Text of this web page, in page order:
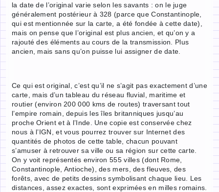
la date de l’original varie selon les savants : on le juge
généralement postérieur à 328 (parce que Constantinople,
qui est mentionnée sur la carte, a été fondée à cette date),
mais on pense que l’original est plus ancien, et qu’on y a
rajouté des éléments au cours de la transmission. Plus
ancien, mais sans qu’on puisse lui assigner de date.
Ce qui est original, c’est qu’il ne s’agit pas exactement d’une
carte, mais d’un tableau du réseau fluvial, maritime et
routier (environ 200 000 kms de routes) traversant tout
l’empire romain, depuis les îles britanniques jusqu’au
proche Orient et à l’Inde. Une copie est conservée chez
nous à l’IGN, et vous pourrez trouver sur Internet des
quantités de photos de cette table, chacun pouvant
s’amuser à retrouver sa ville ou sa région sur cette carte.
On y voit représentés environ 555 villes (dont Rome,
Constantinople, Antioche), des mers, des fleuves, des
forêts, avec de petits dessins symbolisant chaque lieu. Les
distances, assez exactes, sont exprimées en milles romains.